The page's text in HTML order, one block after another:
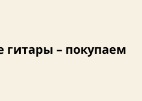
– покупаем